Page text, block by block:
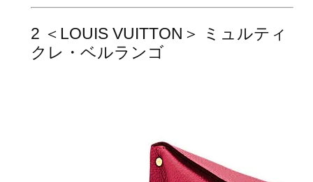
2 ＜LOUIS VUITTON＞ ミュルティ
クレ・ベルランゴ